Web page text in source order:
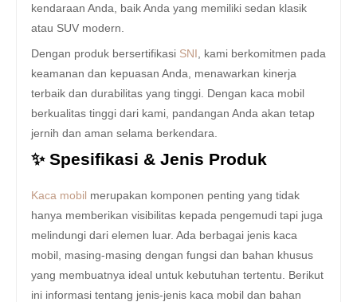
kendaraan Anda, baik Anda yang memiliki sedan klasik
atau SUV modern.
Dengan produk bersertifikasi SNI
, kami berkomitmen pada
keamanan dan kepuasan Anda, menawarkan kinerja
terbaik dan durabilitas yang tinggi. Dengan kaca mobil
berkualitas tinggi dari kami, pandangan Anda akan tetap
jernih dan aman selama berkendara.
✨ Spesifikasi & Jenis Produk
Kaca mobil merupakan komponen penting yang tidak
hanya memberikan visibilitas kepada pengemudi tapi juga
melindungi dari elemen luar. Ada berbagai jenis kaca
mobil, masing-masing dengan fungsi dan bahan khusus
yang membuatnya ideal untuk kebutuhan tertentu. Berikut
ini informasi tentang jenis-jenis kaca mobil dan bahan